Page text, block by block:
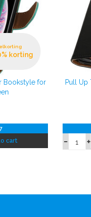
korting
Bookstyle for
cart
Pull Up